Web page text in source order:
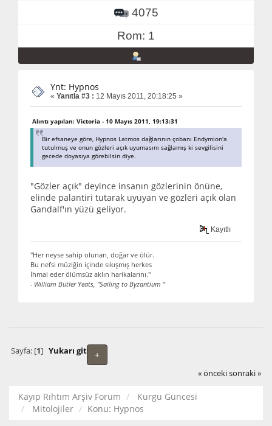
4075
Rom: 1
Ynt: Hypnos
« Yanıtla #3 : 12 Mayıs 2011, 20:18:25 »
Alıntı yapılan: Victoria - 10 Mayıs 2011, 19:13:31
Bir efsaneye göre, Hypnos Latmos dağlarının çobanı Endymion'a
tutulmuş ve onun gözleri açık uyumasını sağlamış ki sevgilisini
gecede doyasıya görebilsin diye.
"Gözler açık" deyince insanın gözlerinin önüne,
elinde palantiri tutarak uyuyan ve gözleri açık olan
Gandalf'ın yüzü geliyor.
Kayıtlı
"Her neyse sahip olunan, doğar ve ölür.
Bu nefsi müziğin içinde sıkışmış herkes
İhmal eder ölümsüz aklın harikalarını."
- William Butler Yeats, "Sailing to Byzantium "
+
Sayfa: [1] Yukarı git
« önceki sonraki »
Kayıp Rıhtım Arşiv Forum
Kurgu Güncesi
Mitolojiler
Konu: Hypnos